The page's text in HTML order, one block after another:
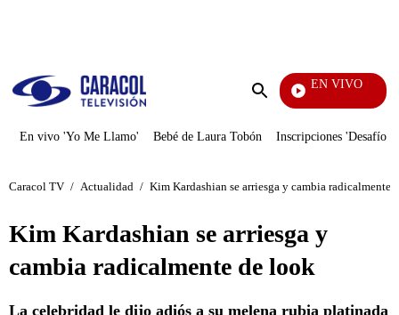
Enviar
EN VIVO
Noticias Caracol
En vivo 'Yo Me Llamo' Bebé de Laura Tobón Inscripciones 'Desafío'
Caracol TV / Actualidad / Kim Kardashian se arriesga y cambia radicalmente
Kim Kardashian se arriesga y
cambia radicalmente de look
La celebridad le dijo adiós a su melena rubia platinada